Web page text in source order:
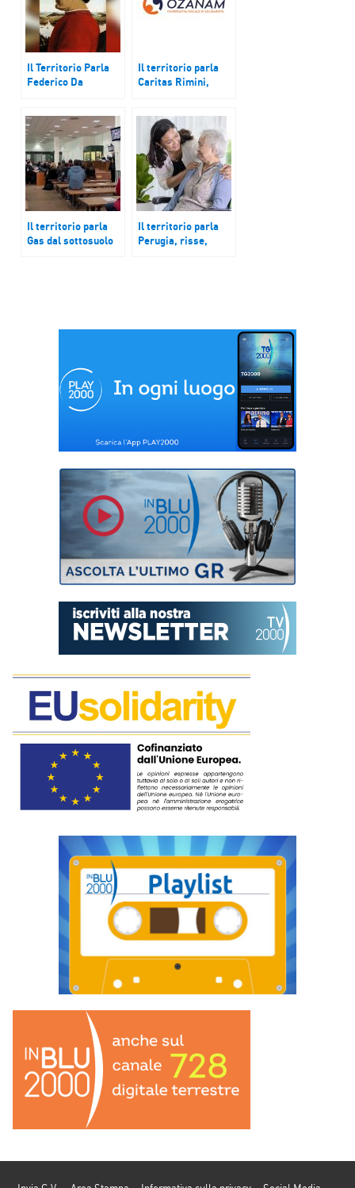
Il Territorio Parla
Federico Da
amava le arti.
Varese, nuova
mostra dedicata a
Renato Guttuso. A
Polignano e a Vieste
torna il Festival ‘Il
Libro Possibile’
Il territorio parla
Caritas Rimini,
di cooperativa
sociale Ozanam.
Levante ligure,
molti escursionisti
inesperti soccorsi
Il territorio parla
Gas dal sottosuolo
Il territorio parla
Perugia, risse,